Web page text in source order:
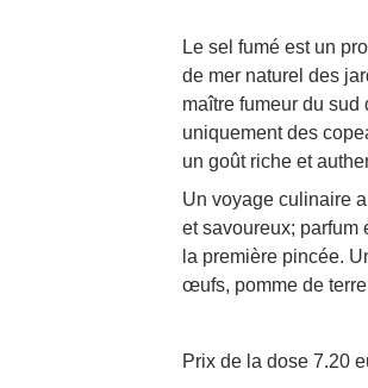
Le sel fumé est un
de mer naturel des
maître fumeur du
uniquement des
un goût riche et
Un voyage culinaire
et savoureux; parfum
la première pincée.
œufs, pomme de
Prix de la dose 7.20